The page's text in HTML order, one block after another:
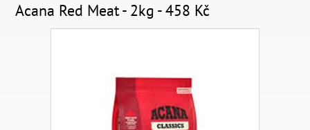
Acana Red Meat - 2kg - 458 Kč